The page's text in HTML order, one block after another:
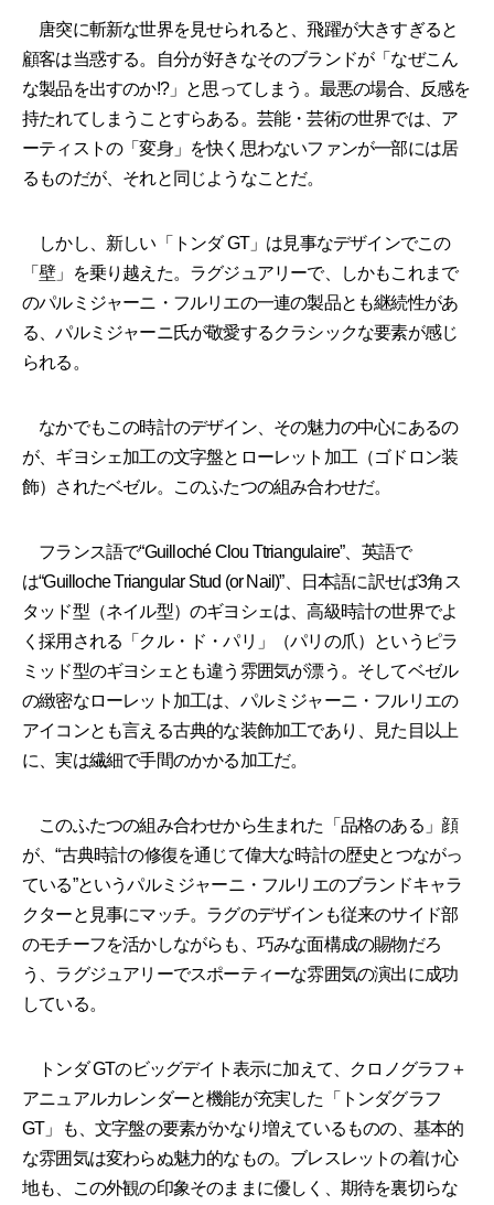
唐突に斬新な世界を見せられると、飛躍が大きすぎると
顧客は当惑する。自分が好きなそのブランドが「なぜこん
な製品を出すのか!?」と思ってしまう。最悪の場合、反感を
持たれてしまうことすらある。芸能・芸術の世界では、ア
ーティストの「変身」を快く思わないファンが一部には居
るものだが、それと同じようなことだ。
しかし、新しい「トンダ GT」は見事なデザインでこの
「壁」を乗り越えた。ラグジュアリーで、しかもこれまで
のパルミジャーニ・フルリエの一連の製品とも継続性があ
る、パルミジャーニ氏が敬愛するクラシックな要素が感じ
られる。
なかでもこの時計のデザイン、その魅力の中心にあるの
が、ギヨシェ加工の文字盤とローレット加工（ゴドロン装
飾）されたベゼル。このふたつの組み合わせだ。
フランス語で“Guilloché Clou Ttriangulaire”、英語で
は“Guilloche Triangular Stud (or Nail)”、日本語に訳せば3角ス
タッド型（ネイル型）のギヨシェは、高級時計の世界でよ
く採用される「クル・ド・パリ」（パリの爪）というピラ
ミッド型のギヨシェとも違う雰囲気が漂う。そしてベゼル
の緻密なローレット加工は、パルミジャーニ・フルリエの
アイコンとも言える古典的な装飾加工であり、見た目以上
に、実は繊細で手間のかかる加工だ。
このふたつの組み合わせから生まれた「品格のある」顔
が、“古典時計の修復を通じて偉大な時計の歴史とつながっ
ている”というパルミジャーニ・フルリエのブランドキャラ
クターと見事にマッチ。ラグのデザインも従来のサイド部
のモチーフを活かしながらも、巧みな面構成の賜物だろ
う、ラグジュアリーでスポーティーな雰囲気の演出に成功
している。
トンダ GTのビッグデイト表示に加えて、クロノグラフ＋
アニュアルカレンダーと機能が充実した「トンダグラフ
GT」も、文字盤の要素がかなり増えているものの、基本的
な雰囲気は変わらぬ魅力的なもの。ブレスレットの着け心
地も、この外観の印象そのままに優しく、期待を裏切らな